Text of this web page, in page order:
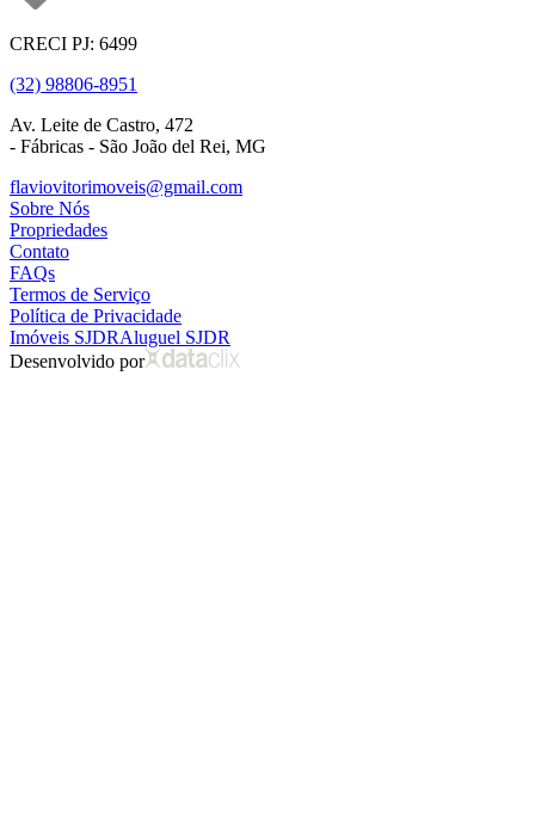
CRECI PJ: 6499
(32) 98806-8951
Av. Leite de Castro, 472
- Fábricas - São João del Rei, MG
flaviovitorimoveis@gmail.com
Sobre Nós
Propriedades
Contato
FAQs
Termos de Serviço
Política de Privacidade
Imóveis SJDRAluguel SJDR
Desenvolvido por